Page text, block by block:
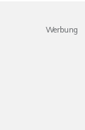
Werbung